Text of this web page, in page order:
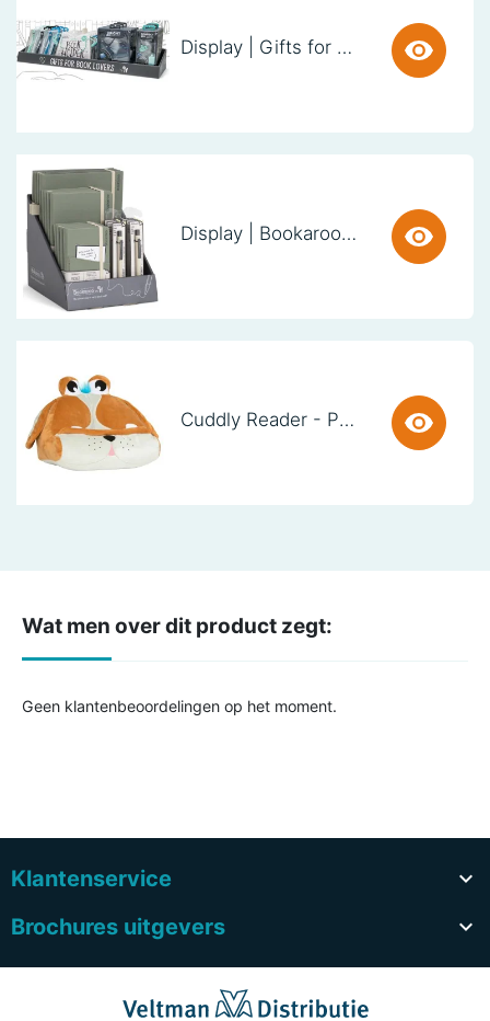
Display | Gifts for Book Lovers (60cm)
Display | Bookaroo Notebook & Pen - Fern
Cuddly Reader - Puppy Pete
Wat men over dit product zegt:
Geen klantenbeoordelingen op het moment.
Klantenservice

Brochures uitgevers
